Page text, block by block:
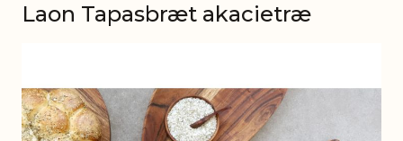
Laon Tapasbræt akacietræ